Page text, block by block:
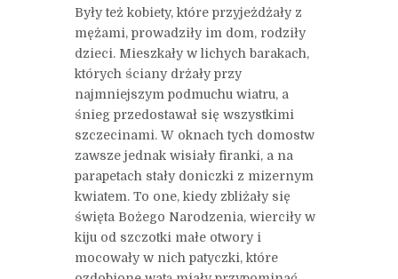
Były też kobiety, które przyjeżdżały z
mężami, prowadziły im dom, rodziły
dzieci. Mieszkały w lichych barakach,
których ściany drżały przy
najmniejszym podmuchu wiatru, a
śnieg przedostawał się wszystkimi
szczecinami. W oknach tych domostw
zawsze jednak wisiały firanki, a na
parapetach stały doniczki z mizernym
kwiatem. To one, kiedy zbliżały się
święta Bożego Narodzenia, wierciły w
kiju od szczotki małe otwory i
mocowały w nich patyczki, które